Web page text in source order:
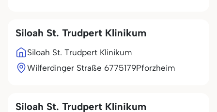
Siloah St. Trudpert Klinikum
Siloah St. Trudpert Klinikum
Wilferdinger Straße 6775179Pforzheim
Siloah St. Trudpert Klinikum